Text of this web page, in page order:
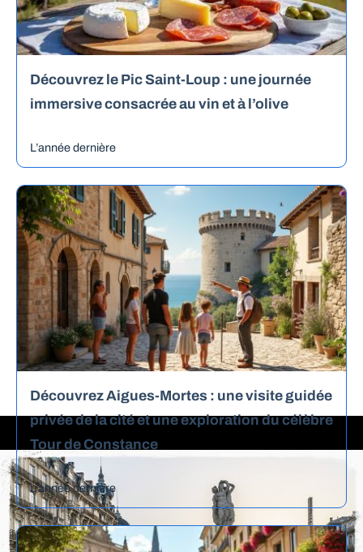
Découvrez le Pic Saint-Loup : une journée
immersive consacrée au vin et à l’olive
L’année dernière
Découvrez Aigues-Mortes : une visite guidée
privée de la cité et une exploration du célèbre
Tour de Constance
L’année dernière